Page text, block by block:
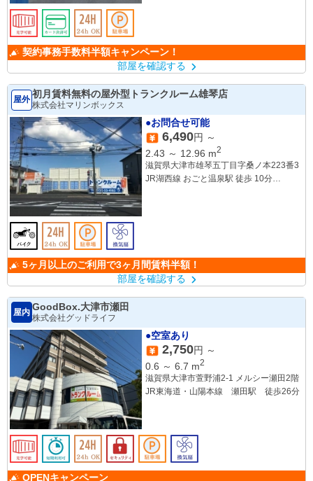
契約事務手数料半額キャンペーン！
部屋を確認する
屋外 初月賃料無料の屋外型トランクルーム雄琴店
株式会社マリンボックス
●お問合せ可能
6,490円 ～
2.43 ～ 12.96 m2
滋賀県大津市雄琴五丁目字桑ノ本223番3
JR湖西線 おごと温泉駅 徒歩 10分
5ヶ月以上のご利用で3ヶ月間賃料半額！
部屋を確認する
屋内
GoodBox.大津市瀬田
株式会社グッドライフ
●空室あり
2,750円 ～
0.6 ～ 6.7 m2
滋賀県大津市萱野浦2-1 メルシー瀬田2階
JR東海道・山陽本線 瀬田駅 徒歩26分
OPENキャンペーン